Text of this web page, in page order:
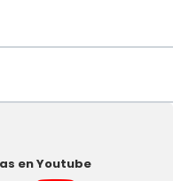
en Youtube